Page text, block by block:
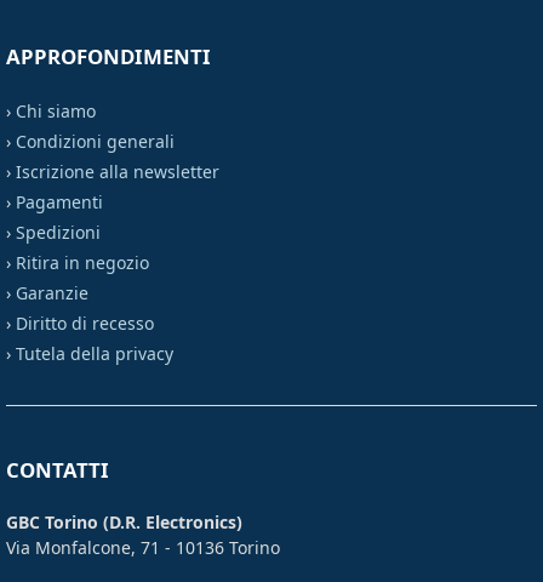
APPROFONDIMENTI
› Chi siamo
› Condizioni generali
› Iscrizione alla newsletter
› Pagamenti
› Spedizioni
› Ritira in negozio
› Garanzie
› Diritto di recesso
› Tutela della privacy
CONTATTI
GBC Torino (D.R. Electronics)
Via Monfalcone, 71 - 10136 Torino